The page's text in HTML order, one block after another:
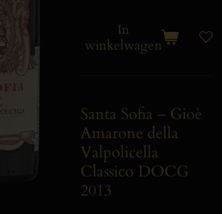
In
winkelwagen
Santa Sofia – Gioè
Amarone della
Valpolicella
Classico DOCG
2013